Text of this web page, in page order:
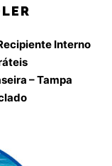
Interno
– Tampa